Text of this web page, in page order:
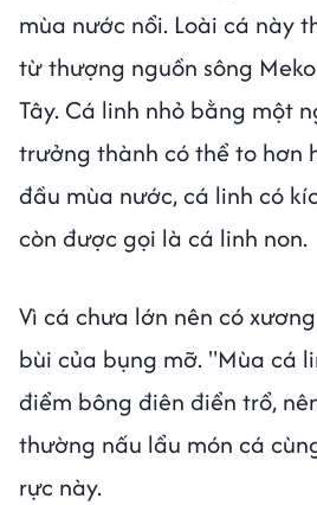
mùa nước nổi. Loài cá này
từ thượng nguồn sông
Tây. Cá linh nhỏ bằng một
trưởng thành có thể to hơn
đầu mùa nước, cá linh có
còn được gọi là cá linh non.
Vì cá chưa lớn nên có
bùi của bụng mỡ. "Mùa cá
điểm bông điên điển trổ,
thường nấu lẩu món cá
rực này.